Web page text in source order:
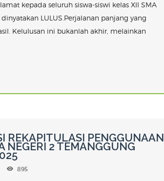
kepada seluruh siswa-siswi kelas XII SMA
LULUS.Perjalanan panjang yang
Kelulusan ini bukanlah akhir, melainkan
REKAPITULASI PENGGUNAAN
NEGERI 2 TEMANGGUNG
895